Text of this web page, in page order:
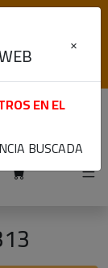
a 19:00
×
EN EL
BUSCADA